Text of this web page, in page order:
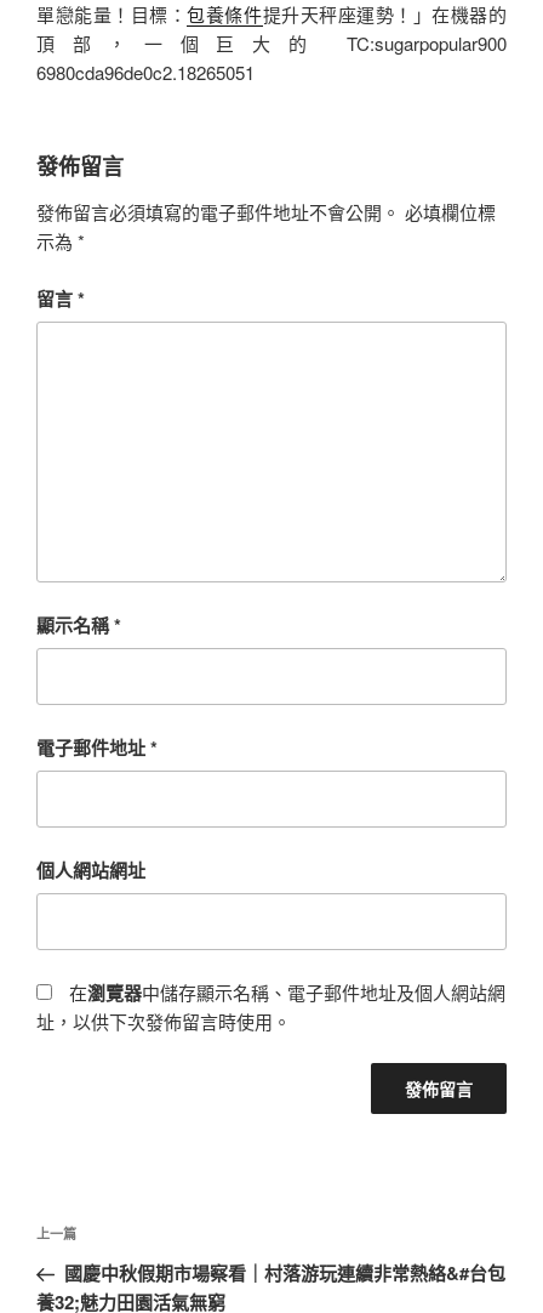
單戀能量！目標：包養條件提升天秤座運勢！」在機器的
頂部，一個巨大的 TC:sugarpopular900
6980cda96de0c2.18265051
發佈留言
發佈留言必須填寫的電子郵件地址不會公開。 必填欄位標
示為 *
留言*
顯示名稱*
電子郵件地址*
個人網站網址
在瀏覽器中儲存顯示名稱、電子郵件地址及個人網站網
址，以供下次發佈留言時使用。
文
導
上
一
篇
上一篇
國慶中秋假期市場察看｜村落游玩連續非常熱絡&#台包
養32;魅力田園活氣無窮